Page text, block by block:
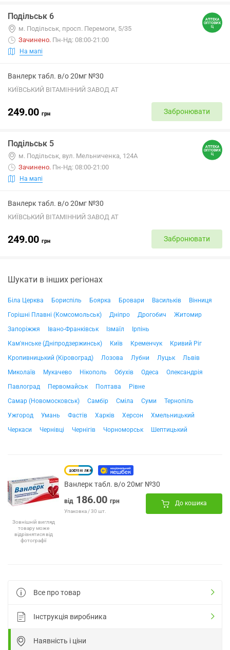
Подільськ 6
м. Подільськ, просп. Перемоги, 5/35
Зачинено. Пн-Нд: 08:00-21:00
На мапі
Ванлерк табл. в/о 20мг №30
КИЇВСЬКИЙ ВІТАМІННИЙ ЗАВОД АТ
249.00 грн Забронювати
Подільськ 5
м. Подільськ, вул. Мельниченка, 124А
Зачинено. Пн-Нд: 08:00-21:00
На мапі
Ванлерк табл. в/о 20мг №30
КИЇВСЬКИЙ ВІТАМІННИЙ ЗАВОД АТ
249.00 грн Забронювати
Шукати в інших регіонах
Біла Церква Бориспіль Боярка Бровари Васильків
Вінниця
Горішні Плавні (Комсомольськ)
Дніпро Дрогобич
Житомир
Запоріжжя
Івано-Франківськ Ізмаїл
Ірпінь
Кам'янське (Дніпродзержинськ)
Київ Кременчук
Кривий Ріг
Кропивницький (Кіровоград)
Лозова Лубни Луцьк
Львів
Миколаїв
Мукачево Нікополь Обухів Одеса
Олександрія
Павлоград
Первомайськ Полтава
Рівне
Самар (Новомосковськ)
Самбір Сміла Суми
Тернопіль
Ужгород
Умань Фастів Харків Херсон
Хмельницький
Черкаси
Чернівці Чернігів Чорноморськ Шептицький
Зовнішній вигляд
товару може
відрізнятися від
фотографії
Ванлерк табл. в/о 20мг №30
від 186.00 грн
Упаковка / 30 шт.
До кошика
Все про товар
Інструкція виробника
Наявність і ціни